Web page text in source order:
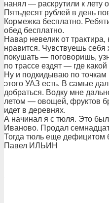
нанял — раскрутили к
Пятьдесят рублей в день
Кормежка бесплатно.
обед бесплатно.
Навар невелик от
нравится. Чувствуешь
покушать — поговоришь,
по трассе ездят — где какой
Ну и подкидываю по точкам
этого УАЗ есть. В самые
добраться. Водку мне
летом — овощей, фруктов
идет в деревнях.
А начинал я с тюля. Это
Иваново. Продал
Тогда тюль еще дефицитом
Павел ИЛЬИН